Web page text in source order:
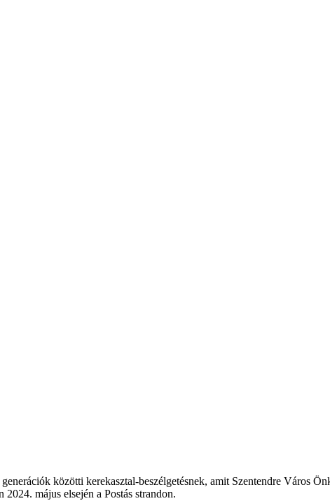
közötti kerekasztal-beszélgetésnek, amit Szentendre Város
május elsején a Postás strandon.